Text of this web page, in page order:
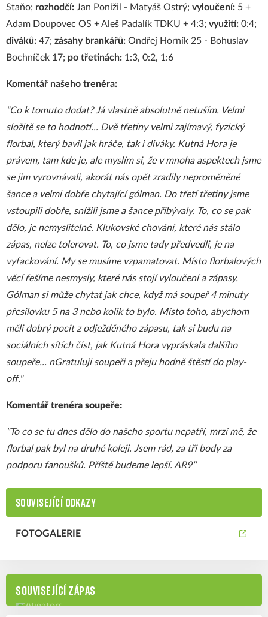
SOUVISEJÍCÍ ZÁPAS
Staňo; rozhodčí: Jan Ponížil - Matyáš Ostrý; vyloučení: 5 +
Adam Doupovec OS + Aleš Padalík TDKU + 4:3; využití: 0:4;
diváků: 47; zásahy brankářů: Ondřej Horník 25 - Bohuslav
Bochníček 17; po třetinách: 1:3, 0:2, 1:6
Komentář našeho trenéra:
"Co k tomuto dodat? Já vlastně absolutně netuším. Velmi
složitě se to hodnotí... Dvě třetiny velmi zajímavý, fyzický
florbal, který bavil jak hráče, tak i diváky. Kutná Hora je
právem, tam kde je, ale myslím si, že v mnoha aspektech jsme
se jim vyrovnávali, akorát nás opět zradily neproměněné
šance a velmi dobře chytající gólman. Do třetí třetiny jsme
vstoupili dobře, snížili jsme a šance přibývaly. To, co se pak
dělo, je nemyslitelné. Klukovské chování, které nás stálo
zápas, nelze tolerovat. To, co jsme tady předvedli, je na
vyfackování. My se musíme vzpamatovat. Místo florbalových
věcí řešíme nesmysly, které nás stojí vyloučení a zápasy.
Gólman si může chytat jak chce, když má soupeř 4 minuty
přesilovku 5 na 3 nebo kolik to bylo. Místo toho, abychom
měli dobrý pocit z odježděného zápasu, tak si budu na
sociálních sítích číst, jak Kutná Hora vypráskala dalšího
soupeře... nGratuluji soupeři a přeju hodně štěstí do play-
off."
Komentář trenéra soupeře:
"To co se tu dnes dělo do našeho sportu nepatří, mrzí mě, že
florbal pak byl na druhé koleji. Jsem rád, za tři body za
podporu fanoušků. Příště budeme lepší. AR9"
SOUVISEJÍCÍ ODKAZY
FOTOGALERIE